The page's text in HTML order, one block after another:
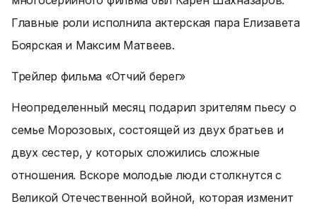
Главные роли исполнила актерская пара Елизавета
Боярская и Максим Матвеев.
Трейлер фильма «Отчий берег»
Неопределенный месяц подарил зрителям пьесу о
семье Морозовых, состоящей из двух братьев и
двух сестер, у которых сложились сложные
отношения. Вскоре молодые люди столкнутся с
Великой Отечественной войной, которая изменит